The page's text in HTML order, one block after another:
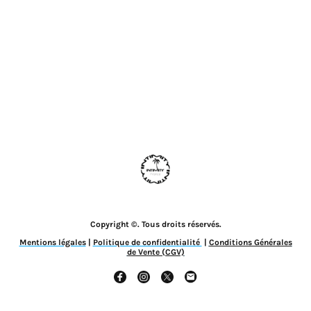
Copyright ©. Tous droits réservés.
Mentions légales| Politique de confidentialité | Conditions Générales
de Vente (CGV)